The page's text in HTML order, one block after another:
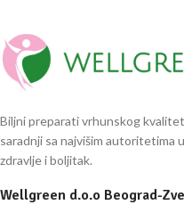
Biljni preparati vrhunskog
saradnji sa najvišim autoritetima
zdravlje i boljitak.
Wellgreen d.o.o Beograd-